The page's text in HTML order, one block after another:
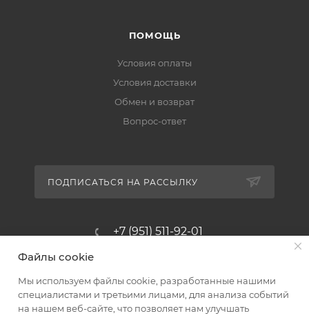
ПОМОЩЬ
Условия оплаты
Условия доставки
Обмен и возврат
Вопрос-ответ
ПОДПИСАТЬСЯ НА РАССЫЛКУ
+7 (951) 511-92-01
Магазин-склад ТЦ "Альтус"
Ростовская обл, Аксайский р-н,
пос. Янтарный, Малое Зеленое
Файлы cookie
Мы используем файлы cookie, разработанные нашими
специалистами и третьими лицами, для анализа событий
на нашем веб-сайте, что позволяет нам улучшать